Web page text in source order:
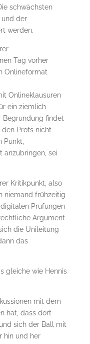
schwächsten
der
werden.
Tag vorher
Onlineformat
Onlineklausuren
ein ziemlich
Begründung findet
Profs nicht
Punkt,
anzubringen, sei
Kritikpunkt, also
niemand frühzeitig
Prüfungen
Argument
die Unileitung
das
gleiche wie Hennis
mit dem
hat, dass dort
sich der Ball mit
hin und her